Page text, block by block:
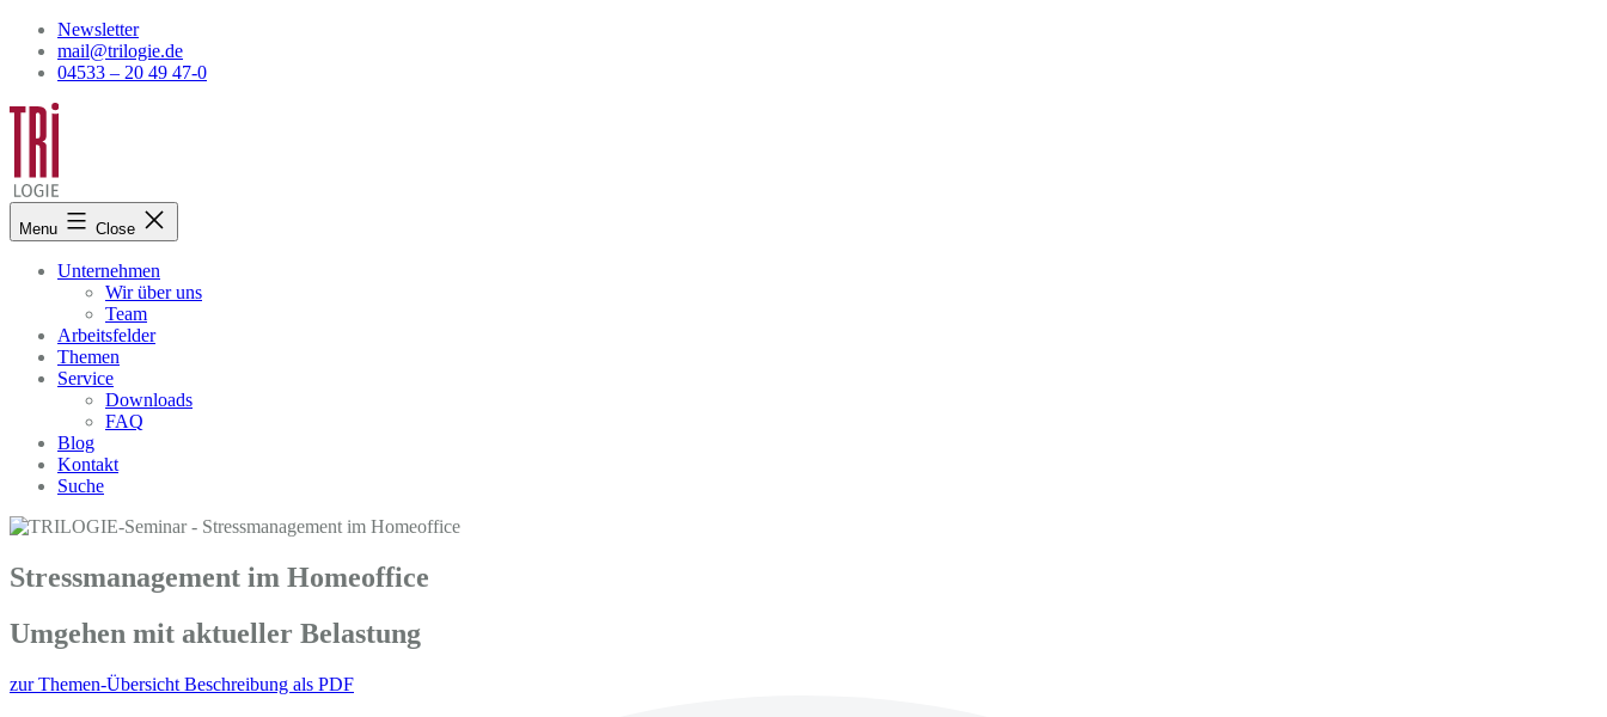
Skip
content
Newsletter
mail@trilogie.de
04533 – 20 49 47-0
Menu Close
Unternehmen
Wir über uns
Team
Arbeitsfelder
Themen
Service
Downloads
FAQ
Blog
Kontakt
Suche
Stressmanagement im Homeoffice
Umgehen mit aktueller Belastung
zur Themen-Übersicht Beschreibung als PDF